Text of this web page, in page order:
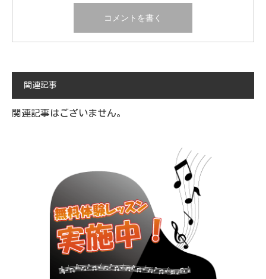
関連記事
関連記事はございません。